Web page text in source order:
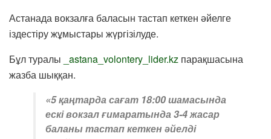
Астанада вокзалға баласын тастап кеткен әйелге
іздестіру жұмыстары жүргізілуде.
Бұл туралы
_astana_volontery_lider.kz парақшасына
жазба шыққан.
«5 қаңтарда сағат 18:00 шамасында
ескі вокзал ғимаратында 3-4 жасар
баланы тастап кеткен әйелді